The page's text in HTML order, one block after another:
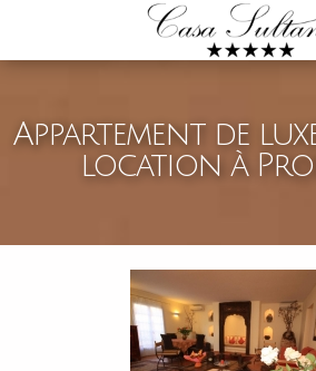
Appartement de
location à